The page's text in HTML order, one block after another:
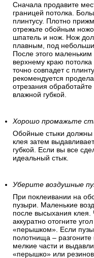
Сначала продавите
границей потолка.
плинтусу. Плотно
отрежьте обойным
шпатель и нож. Нож
плавным, под
После этого
верхнему краю
точно совпадет с
рекомендуется
отрезания
влажной губкой.
Хорошо промажьте
Обойные стыки
клея затем
губкой. Если вы все
идеальный стык.
Уберите воздушные
При поклеивании на
пузыри. Маленькие
после высыхания клея.
аккуратно отогните
«перышком». Если
полотнища –
мелкие части и
«перышко» или